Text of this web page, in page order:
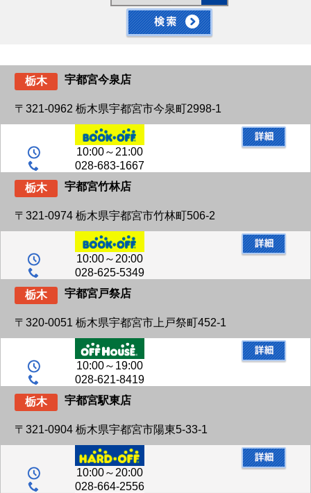
栃木 宇都宮今泉店
〒321-0962 栃木県宇都宮市今泉町2998-1
10:00～21:00
028-683-1667
栃木
宇都宮竹林店
〒321-0974 栃木県宇都宮市竹林町506-2
10:00～20:00
028-625-5349
栃木
宇都宮戸祭店
〒320-0051 栃木県宇都宮市上戸祭町452-1
10:00～19:00
028-621-8419
栃木
宇都宮駅東店
〒321-0904 栃木県宇都宮市陽東5-33-1
10:00～20:00
028-664-2556